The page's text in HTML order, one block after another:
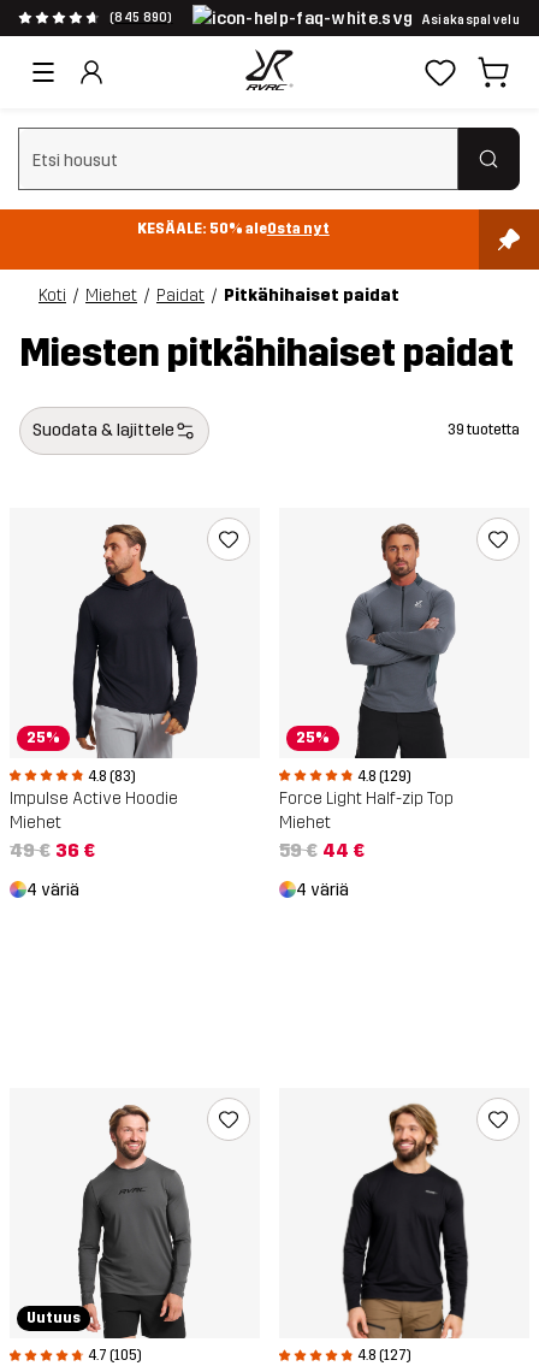
(845 890) Asiakaspalvelu
Tyhjennä haku
KESÄALE: 50% aleOsta nyt
Koti Miehet Paidat Pitkähihaiset paidat
Miesten pitkähihaiset paidat
Suodata & lajittele 39 tuotetta
25%
4.8 (83)
Impulse Active Hoodie
Miehet
49 € 36 €
4 väriä
25%
4.8 (129)
Force Light Half-zip Top
Miehet
59 € 44 €
4 väriä
Uutuus
4.7 (105) 4.8 (127)